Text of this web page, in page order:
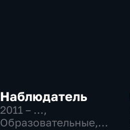
Наблюдатель
2011 – …,
Образовательные,